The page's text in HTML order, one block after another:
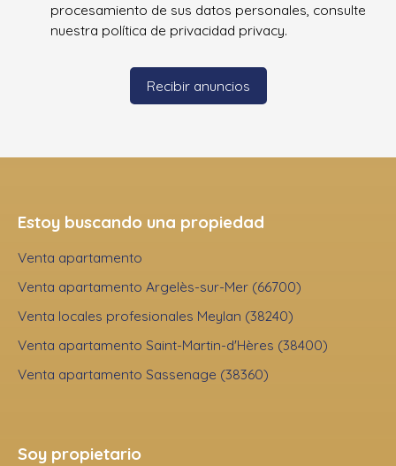
procesamiento de sus datos personales, consulte
nuestra política de privacidad privacy.
Recibir anuncios
Estoy buscando una propiedad
Venta apartamento
Venta apartamento Argelès-sur-Mer (66700)
Venta locales profesionales Meylan (38240)
Venta apartamento Saint-Martin-d'Hères (38400)
Venta apartamento Sassenage (38360)
Soy propietario